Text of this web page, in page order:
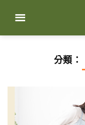
content
分類：